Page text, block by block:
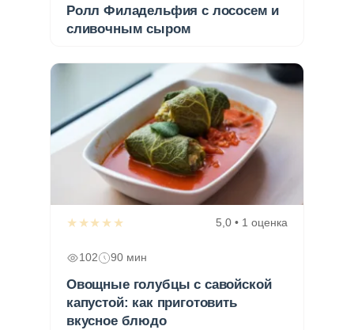
Ролл Филадельфия с лососем и
сливочным сыром
★★★★★ 5,0 • 1 оценка
102 90 мин
Овощные голубцы с савойской
капустой: как приготовить
вкусное блюдо